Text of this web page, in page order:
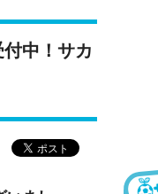
中！サカ